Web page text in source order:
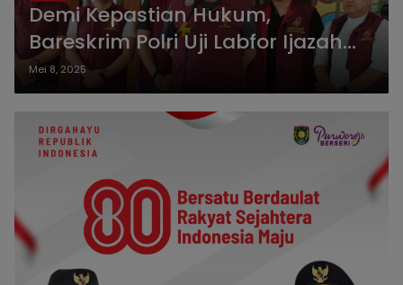
Demi Kepastian Hukum,
Bareskrim Polri Uji Labfor Ijazah
Joko Widodo
Mei 8, 2025